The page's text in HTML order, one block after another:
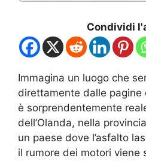
Condividi
Immagina un luogo che
direttamente dalle pagine
è sorprendentemente
dell’Olanda, nella
un paese dove l’asfalto
il rumore dei motori viene